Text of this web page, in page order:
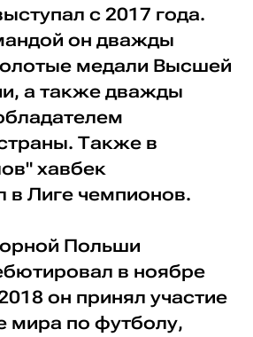
с 2017 года.
он дважды
медали Высшей
а также дважды
Также в
хавбек
в Лиге чемпионов.
Польши
в ноябре
он принял участие
мира по футболу,